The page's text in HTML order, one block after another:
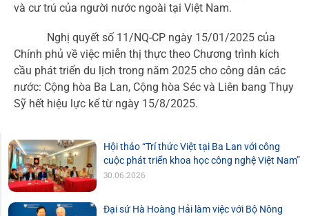
và cư trú của người nước ngoài tại Việt Nam.
Nghị quyết số 11/NQ-CP ngày 15/01/2025 của
Chính phủ về việc miễn thị thực theo Chương trình kích
cầu phát triển du lịch trong năm 2025 cho công dân các
nước: Cộng hòa Ba Lan, Cộng hòa Séc và Liên bang Thụy
Sỹ hết hiệu lực kể từ ngày 15/8/2025.
Hội thảo “Trí thức Việt tại Ba Lan với công
cuộc phát triển khoa học công nghệ Việt Nam”
30.06.2026
Đại sứ Hà Hoàng Hải làm việc với Bộ Nông